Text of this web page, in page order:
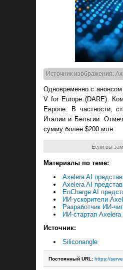
Источник изображения:
Одновременно с
V for Europe (DARE).
Европе. В частности,
Италии и Бельгии.
сумму более $200 млн.
Если вы
Материалы по теме:
Axelera AI
Axelera AI
EnCharge AI
ИИ-ускорители
Разработчик ИИ-
ИИ-стартап
Источник:
Siliconangle
Постоянный URL: https://